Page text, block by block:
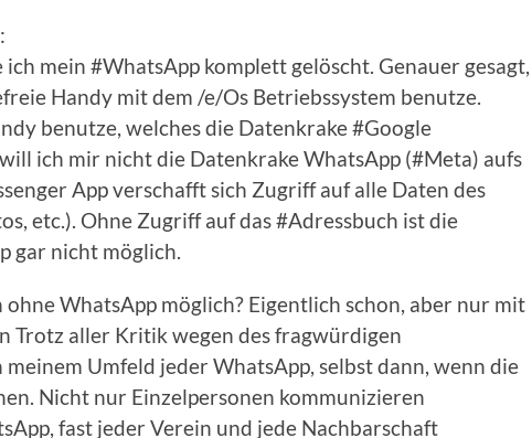
mein #WhatsApp komplett gelöscht. Genauer gesagt,
Handy mit dem /e/Os Betriebssystem benutze.
benutze, welches die Datenkrake #Google
ich mir nicht die Datenkrake WhatsApp (#Meta) aufs
App verschafft sich Zugriff auf alle Daten des
etc.). Ohne Zugriff auf das #Adressbuch ist die
gar nicht möglich.
ohne WhatsApp möglich? Eigentlich schon, aber nur mit
Trotz aller Kritik wegen des fragwürdigen
Umfeld jeder WhatsApp, selbst dann, wenn die
Nicht nur Einzelpersonen kommunizieren
fast jeder Verein und jede Nachbarschaft